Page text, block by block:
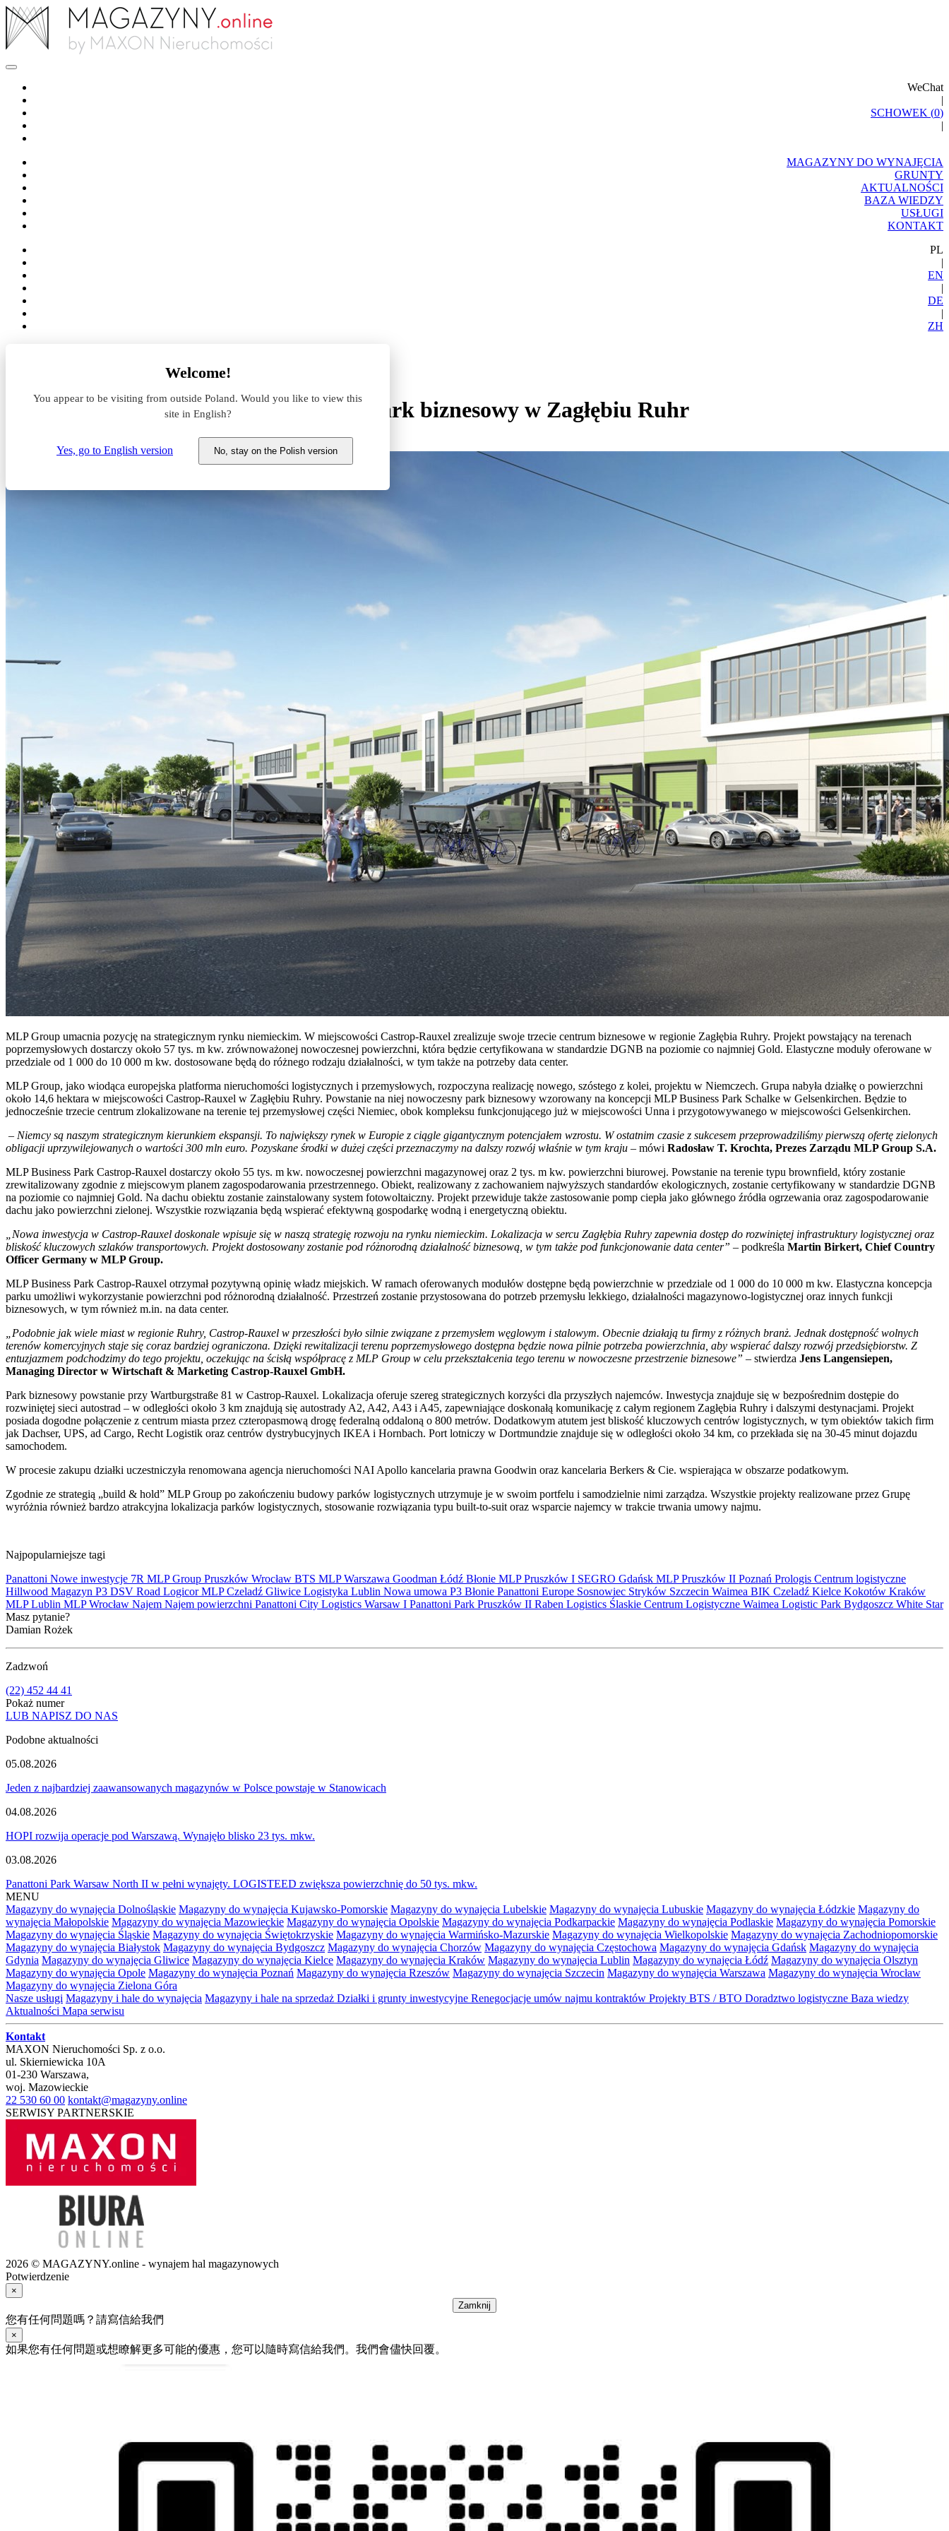
WeChat
|
SCHOWEK (0)
|
MAGAZYNY DO WYNAJĘCIA
GRUNTY
AKTUALNOŚCI
BAZA WIEDZY
USŁUGI
KONTAKT
PL
|
EN
|
DE
|
ZH
Welcome!
You appear to be visiting from outside Poland. Would you like to view this
site in English?
Yes, go to English version No, stay on the Polish version
MLP Group inwestuje w nowoczesny park biznesowy w Zagłębiu Ruhr
MLP Group inwestuje w nowoczesny park biznesowy w Zagłębiu Ruhr
12 grudnia 2024
MLP Group umacnia pozycję na strategicznym rynku niemieckim. W miejscowości Castrop-Rauxel zrealizuje swoje trzecie centrum biznesowe w regionie Zagłębia Ruhry. Projekt powstający na terenach
poprzemysłowych dostarczy około 57 tys. m kw. zrównoważonej nowoczesnej powierzchni, która będzie certyfikowana w standardzie DGNB na poziomie co najmniej Gold. Elastyczne moduły oferowane w
przedziale od 1 000 do 10 000 m kw. dostosowane będą do różnego rodzaju działalności, w tym także na potrzeby data center.
MLP Group, jako wiodąca europejska platforma nieruchomości logistycznych i przemysłowych, rozpoczyna realizację nowego, szóstego z kolei, projektu w Niemczech. Grupa nabyła działkę o powierzchni
około 14,6 hektara w miejscowości Castrop-Rauxel w Zagłębiu Ruhry. Powstanie na niej nowoczesny park biznesowy wzorowany na koncepcji MLP Business Park Schalke w Gelsenkirchen. Będzie to
jednocześnie trzecie centrum zlokalizowane na terenie tej przemysłowej części Niemiec, obok kompleksu funkcjonującego już w miejscowości Unna i przygotowywanego w miejscowości Gelsenkirchen.
– Niemcy są naszym strategicznym kierunkiem ekspansji. To największy rynek w Europie z ciągle gigantycznym potencjałem wzrostu. W ostatnim czasie z sukcesem przeprowadziliśmy pierwszą ofertę zielonych
obligacji uprzywilejowanych o wartości 300 mln euro. Pozyskane środki w dużej części przeznaczymy na dalszy rozwój właśnie w tym kraju – mówi Radosław T. Krochta, Prezes Zarządu MLP Group S.A.
MLP Business Park Castrop-Rauxel dostarczy około 55 tys. m kw. nowoczesnej powierzchni magazynowej oraz 2 tys. m kw. powierzchni biurowej. Powstanie na terenie typu brownfield, który zostanie
zrewitalizowany zgodnie z miejscowym planem zagospodarowania przestrzennego. Obiekt, realizowany z zachowaniem najwyższych standardów ekologicznych, zostanie certyfikowany w standardzie DGNB
na poziomie co najmniej Gold. Na dachu obiektu zostanie zainstalowany system fotowoltaiczny. Projekt przewiduje także zastosowanie pomp ciepła jako głównego źródła ogrzewania oraz zagospodarowanie
dachu jako powierzchni zielonej. Wszystkie rozwiązania będą wspierać efektywną gospodarkę wodną i energetyczną obiektu.
„Nowa inwestycja w Castrop-Rauxel doskonale wpisuje się w naszą strategię rozwoju na rynku niemieckim. Lokalizacja w sercu Zagłębia Ruhry zapewnia dostęp do rozwiniętej infrastruktury logistycznej oraz
bliskość kluczowych szlaków transportowych. Projekt dostosowany zostanie pod różnorodną działalność biznesową, w tym także pod funkcjonowanie data center” – podkreśla Martin Birkert, Chief Country
Officer Germany w MLP Group.
MLP Business Park Castrop-Rauxel otrzymał pozytywną opinię władz miejskich. W ramach oferowanych modułów dostępne będą powierzchnie w przedziale od 1 000 do 10 000 m kw. Elastyczna koncepcja
parku umożliwi wykorzystanie powierzchni pod różnorodną działalność. Przestrzeń zostanie przystosowana do potrzeb przemysłu lekkiego, działalności magazynowo-logistycznej oraz innych funkcji
biznesowych, w tym również m.in. na data center.
„Podobnie jak wiele miast w regionie Ruhry, Castrop-Rauxel w przeszłości było silnie związane z przemysłem węglowym i stalowym. Obecnie działają tu firmy z różnych branż. Jednak dostępność wolnych
terenów komercyjnych staje się coraz bardziej ograniczona. Dzięki rewitalizacji terenu poprzemysłowego dostępna będzie nowa pilnie potrzeba powierzchnia, aby wspierać dalszy rozwój przedsiębiorstw. Z
entuzjazmem podchodzimy do tego projektu, oczekując na ścisłą współpracę z MLP Group w celu przekształcenia tego terenu w nowoczesne przestrzenie biznesowe” – stwierdza Jens Langensiepen,
Managing Director w Wirtschaft & Marketing Castrop-Rauxel GmbH.
Park biznesowy powstanie przy Wartburgstraße 81 w Castrop-Rauxel. Lokalizacja oferuje szereg strategicznych korzyści dla przyszłych najemców. Inwestycja znajduje się w bezpośrednim dostępie do
rozwiniętej sieci autostrad – w odległości około 3 km znajdują się autostrady A2, A42, A43 i A45, zapewniające doskonałą komunikację z całym regionem Zagłębia Ruhry i dalszymi destynacjami. Projekt
posiada dogodne połączenie z centrum miasta przez czteropasmową drogę federalną oddaloną o 800 metrów. Dodatkowym atutem jest bliskość kluczowych centrów logistycznych, w tym obiektów takich firm
jak Dachser, UPS, ad Cargo, Recht Logistik oraz centrów dystrybucyjnych IKEA i Hornbach. Port lotniczy w Dortmundzie znajduje się w odległości około 34 km, co przekłada się na 30-45 minut dojazdu
samochodem.
W procesie zakupu działki uczestniczyła renomowana agencja nieruchomości NAI Apollo kancelaria prawna Goodwin oraz kancelaria Berkers & Cie. wspierająca w obszarze podatkowym.
Zgodnie ze strategią „build & hold” MLP Group po zakończeniu budowy parków logistycznych utrzymuje je w swoim portfelu i samodzielnie nimi zarządza. Wszystkie projekty realizowane przez Grupę
wyróżnia również bardzo atrakcyjna lokalizacja parków logistycznych, stosowanie rozwiązania typu built-to-suit oraz wsparcie najemcy w trakcie trwania umowy najmu.
Najpopularniejsze tagi
Panattoni Nowe inwestycje 7R MLP Group Pruszków Wrocław BTS MLPWarszawa Goodman Łódź Błonie MLP Pruszków I SEGRO Gdańsk MLP Pruszków II Poznań Prologis Centrum logistyczne
Hillwood Magazyn P3 DSV Road LogicorMLP Czeladź Gliwice Logistyka Lublin Nowa umowa P3 Błonie Panattoni Europe Sosnowiec Stryków Szczecin Waimea BIK Czeladź Kielce Kokotów Kraków
MLP Lublin MLP Wrocław Najem Najem powierzchni Panattoni City Logistics Warsaw I Panattoni Park Pruszków II Raben Logistics Ślaskie Centrum Logistyczne Waimea Logistic Park Bydgoszcz White Star
Masz pytanie?
Damian Rożek
Zadzwoń
(22) 452 44 41
Pokaż numer
LUB NAPISZ DO NAS
Podobne aktualności
05.08.2026
Jeden z najbardziej zaawansowanych magazynów w Polsce powstaje w Stanowicach
04.08.2026
HOPI rozwija operacje pod Warszawą. Wynajęło blisko 23 tys. mkw.
03.08.2026
Panattoni Park Warsaw North II w pełni wynajęty. LOGISTEED zwiększa powierzchnię do 50 tys. mkw.
MENU
Magazyny do wynajęcia Dolnośląskie Magazyny do wynajęcia Kujawsko-Pomorskie Magazyny do wynajęcia Lubelskie Magazyny do wynajęcia Lubuskie Magazyny do wynajęcia Łódzkie Magazyny do
wynajęcia Małopolskie Magazyny do wynajęcia Mazowieckie Magazyny do wynajęcia Opolskie Magazyny do wynajęcia Podkarpackie Magazyny do wynajęcia Podlaskie Magazyny do wynajęcia Pomorskie
Magazyny do wynajęcia Śląskie Magazyny do wynajęcia Świętokrzyskie Magazyny do wynajęcia Warmińsko-Mazurskie Magazyny do wynajęcia Wielkopolskie Magazyny do wynajęcia Zachodniopomorskie
Magazyny do wynajęcia Białystok Magazyny do wynajęcia Bydgoszcz Magazyny do wynajęcia Chorzów Magazyny do wynajęcia Częstochowa Magazyny do wynajęcia Gdańsk Magazyny do wynajęcia
Gdynia Magazyny do wynajęcia Gliwice Magazyny do wynajęcia Kielce Magazyny do wynajęcia Kraków Magazyny do wynajęcia Lublin Magazyny do wynajęcia Łódź Magazyny do wynajęcia Olsztyn
Magazyny do wynajęcia Opole Magazyny do wynajęcia Poznań Magazyny do wynajęcia Rzeszów Magazyny do wynajęcia Szczecin Magazyny do wynajęcia Warszawa Magazyny do wynajęcia Wrocław
Magazyny do wynajęcia Zielona Góra
Nasze usługi Magazyny i hale do wynajęcia Magazyny i hale na sprzedaż Działki i grunty inwestycyjne Renegocjacje umów najmu kontraktów Projekty BTS / BTO Doradztwo logistyczne Baza wiedzy
Aktualności Mapa serwisu
Kontakt
MAXON Nieruchomości Sp. z o.o.
ul. Skierniewicka 10A
01-230 Warszawa,
woj. Mazowieckie
22 530 60 00 kontakt@magazyny.online
SERWISY PARTNERSKIE
2026 © MAGAZYNY.online - wynajem hal magazynowych
Potwierdzenie
×
Zamknij
您有任何問題嗎？請寫信給我們
×
如果您有任何問題或想瞭解更多可能的優惠，您可以隨時寫信給我們。我們會儘快回覆。